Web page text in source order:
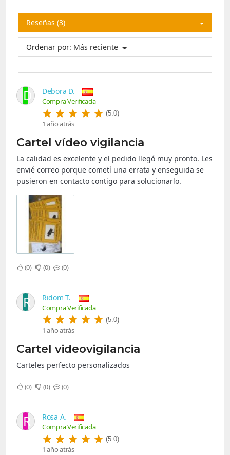
Reseñas (3)
Ordenar por: Más reciente
D Debora D.
Compra Verificada
(5.0)
1 año atrás
Cartel vídeo vigilancia
La calidad es excelente y el pedido llegó muy pronto. Les
envié correo porque cometí una errata y enseguida se
pusieron en contacto contigo para solucionarlo.
0 0 0
R Ridom T.
Compra Verificada
(5.0)
1 año atrás
Cartel videovigilancia
Carteles perfecto personalizados
0 0 0
R Rosa A.
Compra Verificada
(5.0)
1 año atrás